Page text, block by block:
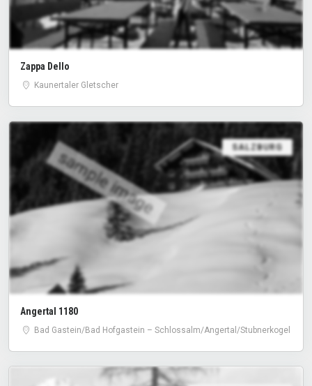
Zappa Dello
Kaunertaler Gletscher
sample image
SALZBURG
Angertal 1180
Bad Gastein/​Bad Hofgastein – Schlossalm/​Angertal/​Stubnerkogel